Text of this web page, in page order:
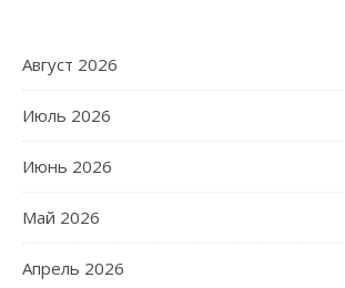
Август 2026
Июль 2026
Июнь 2026
Май 2026
Апрель 2026